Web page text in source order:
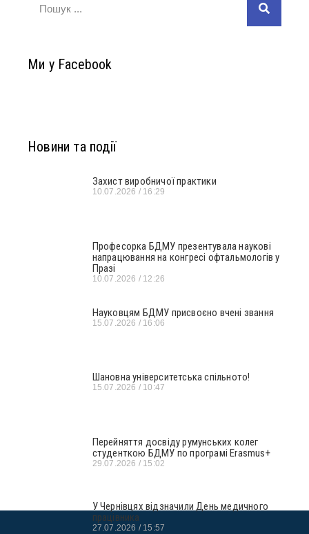
Ми у Facebook
Новини та події
Захист виробничої практики
10.07.2026 16:29
Професорка БДМУ презентувала наукові
напрацювання на конгресі офтальмологів у
Празі
10.07.2026 12:26
Науковцям БДМУ присвоєно вчені звання
15.07.2026 16:06
Шановна університетська спільното!
15.07.2026 10:47
Перейняття досвіду румунських колег
студенткою БДМУ по програмі Erasmus+
29.07.2026 15:02
У Чернівцях відзначили День медичного
працівника
27.07.2026 15:57